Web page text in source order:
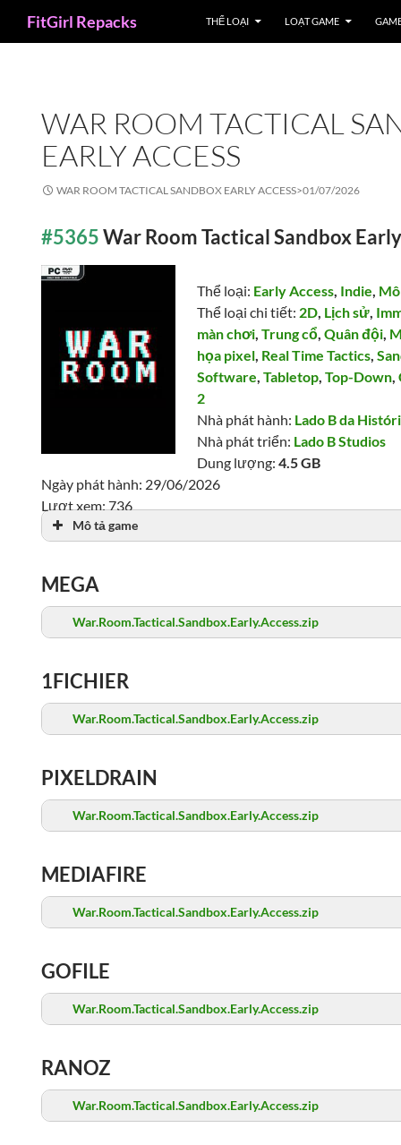
FitGirl Repacks THỂ LOẠI LOẠT GAME
WAR ROOM TACTICAL
EARLY ACCESS
WAR ROOM TACTICAL SANDBOX EARLY ACCESS>01/07/2026
#5365War Room Tactical Sandbox
Thể loại: Early Access, Indie,
Thể loại chi tiết: 2D, Lịch sử,
màn chơi,Trung cổ,Quân đội,
họa pixel, Real Time Tactics,
Software,Tabletop,Top-Down,
2
Nhà phát hành: Lado B da
Nhà phát triển: Lado B Studios
Dung lượng:4.5 GB
Ngày phát hành: 29/06/2026
Lượt xem: 736
Mô tả game
MEGA
War.Room.Tactical.Sandbox.Early.Access.zip
1FICHIER
War.Room.Tactical.Sandbox.Early.Access.zip
PIXELDRAIN
War.Room.Tactical.Sandbox.Early.Access.zip
MEDIAFIRE
War.Room.Tactical.Sandbox.Early.Access.zip
GOFILE
War.Room.Tactical.Sandbox.Early.Access.zip
RANOZ
War.Room.Tactical.Sandbox.Early.Access.zip